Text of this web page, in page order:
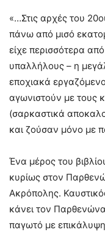
«…Στις αρχές του
πάνω από μισό
είχε περισσότερα
υπαλλήλους – η
εποχιακά
αγωνιστούν με τους
(σαρκαστικά
και ζούσαν μόνο με
Ένα μέρος του
κυρίως στον
Ακρόπολης.
κάνει τον Παρθενώνα
παγωτό με